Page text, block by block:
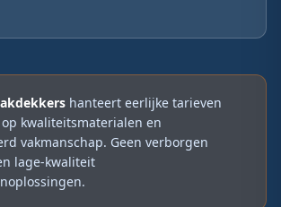
hanteert eerlijke tarieven
kwaliteitsmaterialen en
vakmanschap. Geen verborgen
lage-kwaliteit